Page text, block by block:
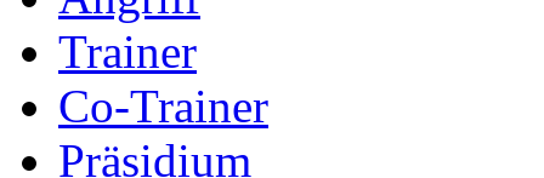
Trainer
Co-Trainer
Präsidium